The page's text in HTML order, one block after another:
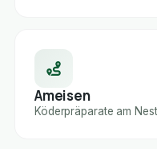
Ameisen
Köderpräparate am